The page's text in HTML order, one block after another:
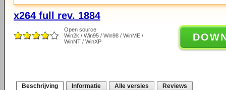
x264 full rev. 1884
Open source
Win2k / Win95 / Win98 / WinME /
WinNT / WinXP
Beschrijving Informatie Alle versies Reviews